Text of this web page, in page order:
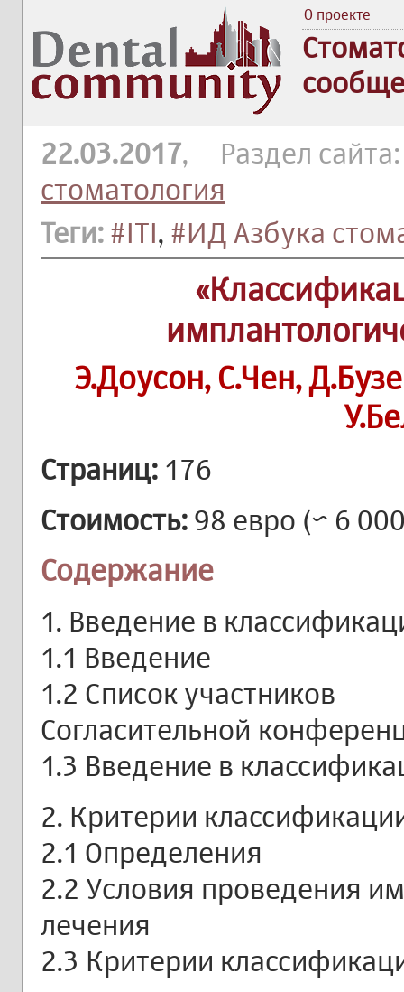
О проекте
22.03.2017, Раздел
стоматология
Теги: #ITI, #ИД Азбука
Э.Доусон, С.Чен,
Страниц: 176
Стоимость: 98 евро (~ 6
Содержание
1. Введение в
1.1 Введение
1.2 Список участников
Согласительной
1.3 Введение в
2. Критерии
2.1 Определения
2.2 Условия проведения
лечения
2.3 Критерии